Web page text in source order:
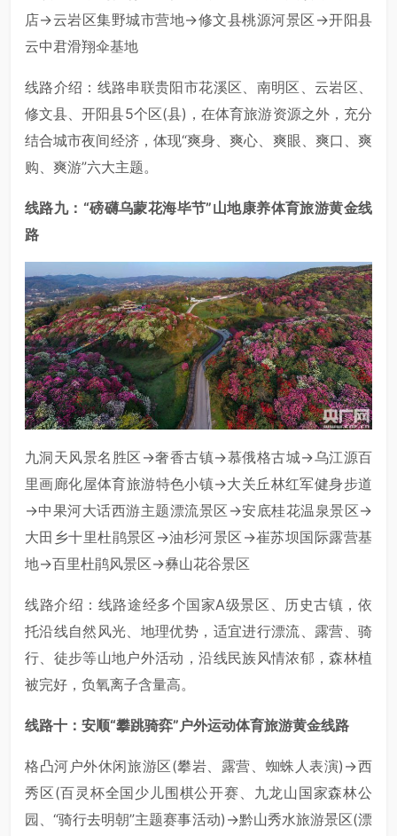
店→云岩区集野城市营地→修文县桃源河景区→开阳县
云中君滑翔伞基地
线路介绍：线路串联贵阳市花溪区、南明区、云岩区、
修文县、开阳县5个区(县)，在体育旅游资源之外，充分
结合城市夜间经济，体现“爽身、爽心、爽眼、爽口、爽
购、爽游”六大主题。
线路九：“磅礴乌蒙花海毕节”山地康养体育旅游黄金线
路
九洞天风景名胜区→奢香古镇→慕俄格古城→乌江源百
里画廊化屋体育旅游特色小镇→大关丘林红军健身步道
→中果河大话西游主题漂流景区→安底桂花温泉景区→
大田乡十里杜鹃景区→油杉河景区→崔苏坝国际露营基
地→百里杜鹃风景区→彝山花谷景区
线路介绍：线路途经多个国家A级景区、历史古镇，依
托沿线自然风光、地理优势，适宜进行漂流、露营、骑
行、徒步等山地户外活动，沿线民族风情浓郁，森林植
被完好，负氧离子含量高。
线路十：安顺“攀跳骑弈”户外运动体育旅游黄金线路
格凸河户外休闲旅游区(攀岩、露营、蜘蛛人表演)→西
秀区(百灵杯全国少儿围棋公开赛、九龙山国家森林公
园、“骑行去明朝”主题赛事活动)→黔山秀水旅游景区(漂